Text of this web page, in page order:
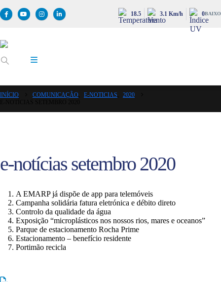
18.5 3.1 Km/h 0BAIXO
INÍCIO COMUNICAÇÃO E-NOTICIAS
2020
e-notícias setembro 2020
A EMARP já dispõe de app para telemóveis
Campanha solidária fatura eletrónica e débito direto
Controlo da qualidade da água
Exposição “microplásticos nos nossos rios, mares e oceanos”
Parque de estacionamento Rocha Prime
Estacionamento – benefício residente
Portimão recicla